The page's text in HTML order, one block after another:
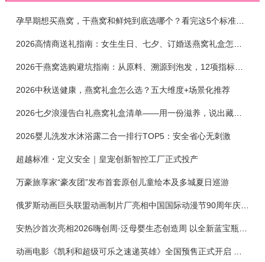
孕早期想买燕窝，干燕窝和鲜炖到底选哪个？看完这5个标准再下单
2026干燕窝选购避坑指南：从原料、溯源到泡发，12项指标判断靠谱燕窝
2026中秋送健康，燕窝礼盒怎么选？五大维度+场景化推荐
2026七夕浪漫告白礼燕窝礼盒清单——用一份滋养，说出藏在心底的爱
2026婴儿洗发水沐浴露二合一排行TOP5：安全省心无刺激
超越标准・定义安全｜皇宠创新智控工厂正式投产
万豪旅享家“豪友团”发布首套原创儿童绘本及多城夏日巡游
俄罗斯动画巨头联盟动画制片厂亮相中国国际动漫节90周年庆开启中国之旅新篇章